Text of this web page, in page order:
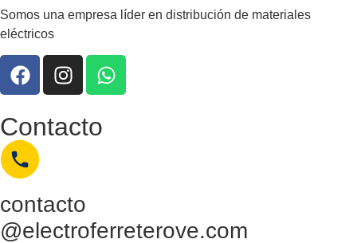
Somos una empresa líder en distribución de materiales
eléctricos
Contacto
contacto
@electroferreterove.com